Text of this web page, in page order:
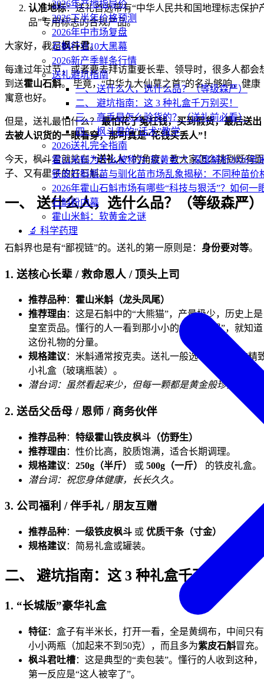
2026年产地指导价
2026下半年价格预测
2026年中市场复盘
石斛行业10大黑幕
2026新产季鲜条行情
送礼避坑指南
一、 送什么人，选什么品？（等级森严）
二、 避坑指南：这 3 种礼盒千万别买！
三、 高手是怎么验货的？（送礼前必看）
四、 枫斗君的“话术”教学
2026送礼完全指南
霍山米斛为什么被称为“软黄金”？深度解析2026年
铁皮石斛瓶苗与驯化苗市场乱象揭秘：不同种苗价
2026年霍山石斛市场有哪些“科技与狠活”？如何一
石斛粉内幕
霍山米斛：软黄金之谜
🔬 科学药理
认准地标：送礼首选带有“中华人民共和国地理标志保护
品”专用标志的合规产品。
大家好，我是枫斗君。
每逢过年过节，或者要去拜访重要长辈、领导时，很多人都会
到送霍山石斛。 毕竟，“中华九大仙草之首”的名头够响，健康
寓意也好。
但是，送礼最怕什么？最怕花了冤枉钱，买到假货，最后送出
去被人识货的一眼看穿，那可真是“花钱买丢人”！
今天，枫斗君就站在“送礼人”的角度，教大家怎么挑到既有面
子、又有里子的好石斛。
一、 送什么人，选什么品？（等级森严）
石斛界也是有“鄙视链”的。送礼的第一原则是： 身份要对等。
1. 送核心长辈 / 救命恩人 / 顶头上司
推荐品种： 霍山米斛（龙头凤尾）
推荐理由 ：这是石斛中的“大熊猫”，产量极少，历史上是
皇室贡品。懂行的人一看到那小小的“龙头凤尾”，就知道
这份礼物的分量。
规格建议 ：米斛通常按克卖。送礼一般选
的精
小礼盒（玻璃瓶装）。
潜台词：虽然看起来少，但每一颗都是黄金般珍贵。
2. 送岳父岳母 / 恩师 / 商务伙伴
推荐品种： 特级霍山铁皮枫斗（仿野生）
推荐理由 ：性价比高，胶质饱满，适合长期调理。
规格建议 ： 250g（半斤） 或 500g（一斤）
的铁皮礼盒。
潜台词：祝您身体健康，长长久久。
3. 公司福利 / 伴手礼 / 朋友互赠
推荐品种： 一级铁皮枫斗 或 优质干条（寸金）
规格建议 ：简易礼盒或罐装。
二、 避坑指南：这 3 种礼盒千万别买！
1. “长城版”豪华礼盒
特征：盒子有半米长，打开一看，全是黄绸布，中间只有
小小两瓶（加起来不到50克），而且多为紫皮石斛冒充。
枫斗君吐槽：这是典型的“卖包装”。懂行的人收到这种，
第一反应是“这人被宰了”。